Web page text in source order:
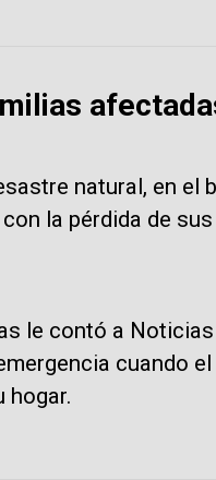
natural, en el
la pérdida de
le contó a Noticias
cuando
hogar.